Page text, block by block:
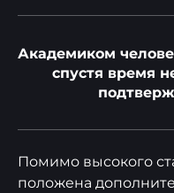
Академиком
спустя время
Помимо высокого
положена